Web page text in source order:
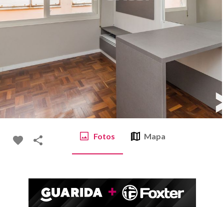
Fotos Mapa